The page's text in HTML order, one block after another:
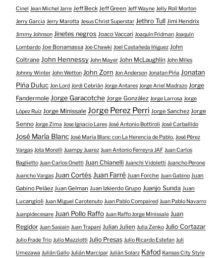
Cinel Jean Michel Jarre Jeff Beck Jeff Green Jeff Wayne Jelly Roll Morton
Jerry Garcia Jerry Marotta Jesus Christ Superstar Jethro Tull Jimi Hendrix
Jimmy Johnson Jinetes negros Joaco Vaccari Joaquín Fridman Joaquín
Lombardo Joe Bonamassa Joe Chawki Joel Castañeda Iñiguez John
Coltrane John Hennessy John Mayer John McLaughlin John Miles
Johnny Winter John Wetton John Zorn Jon Anderson Jonatan Piña Jonatan
Piña Duluc Jon Lord Jordi Cebrián Jorge Antares Jorge Ariel Madrazo Jorge
Fandermole Jorge Garacotche Jorge González Jorge Larrosa Jorge
López Ruiz Jorge Minissale Jorge Perez Perri Jorge Sanchez Jorge
Senno Jorge Zima Jose Ignacio Lares José Antonio Bottiroli José Carballido
José María Blanc José María Blanc con La Herencia de Pablo. José Pérez
Vargas Jota Morelli Juampy Juarez Juan Antonio Ferreyra JAF Juan Carlos
Baglietto Juan Carlos Onetti Juan Chianelli Juanchi Vidoletti Juancho Perone
Juancho Vargas Juan Cortés Juan Farré Juan Forche Juan Gabino Juan
Gabino Peláez Juan Gelman Juan Izkierdo Grupo Juanjo Sunda Juan
Lucangioli Juan Miguel Carotenuto Juan Pablo Compaired Juan Pablo Navarro
Juanpidecesare Juan Pollo Raffo Juan Raffo Jorge Minissale Juan
Regidor Juan Sasiain Juan Trapani Julian Julien Julia Zenko Julio Cortazar
Julio Frade Trio Julio Mazziotti Julio Presas Julio Ricardo Estefan Juli
Umezawa Julián Gallo Julián Marcipar Julián Solarz Kafod Kansas City Style